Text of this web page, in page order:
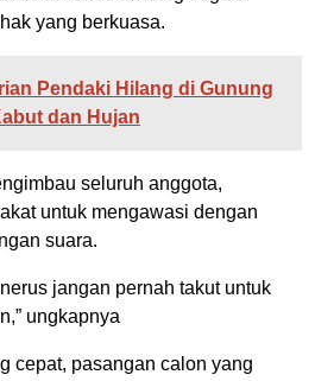
yang berkuasa.
Pendaki Hilang di Gunung
dan Hujan
seluruh anggota,
untuk mengawasi dengan
suara.
jangan pernah takut untuk
ungkapnya
cepat, pasangan calon yang